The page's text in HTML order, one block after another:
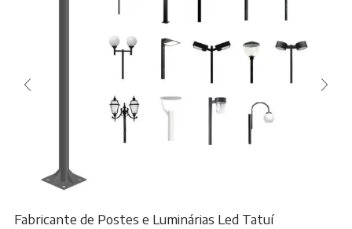
Fabricante de Postes e Luminárias Led Tatuí